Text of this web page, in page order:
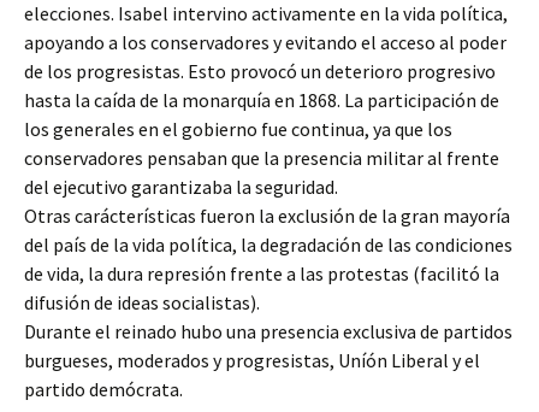
elecciones. Isabel intervino activamente en la vida política,
apoyando a los conservadores y evitando el acceso al poder
de los progresistas. Esto provocó un deterioro progresivo
hasta la caída de la monarquía en 1868. La participación de
los generales en el gobierno fue continua, ya que los
conservadores pensaban que la presencia militar al frente
del ejecutivo garantizaba la seguridad.
Otras carácterísticas fueron la exclusión de la gran mayoría
del país de la vida política, la degradación de las condiciones
de vida, la dura represión frente a las protestas (facilitó la
difusión de ideas socialistas).
Durante el reinado hubo una presencia exclusiva de partidos
burgueses, moderados y progresistas, Uníón Liberal y el
partido demócrata.